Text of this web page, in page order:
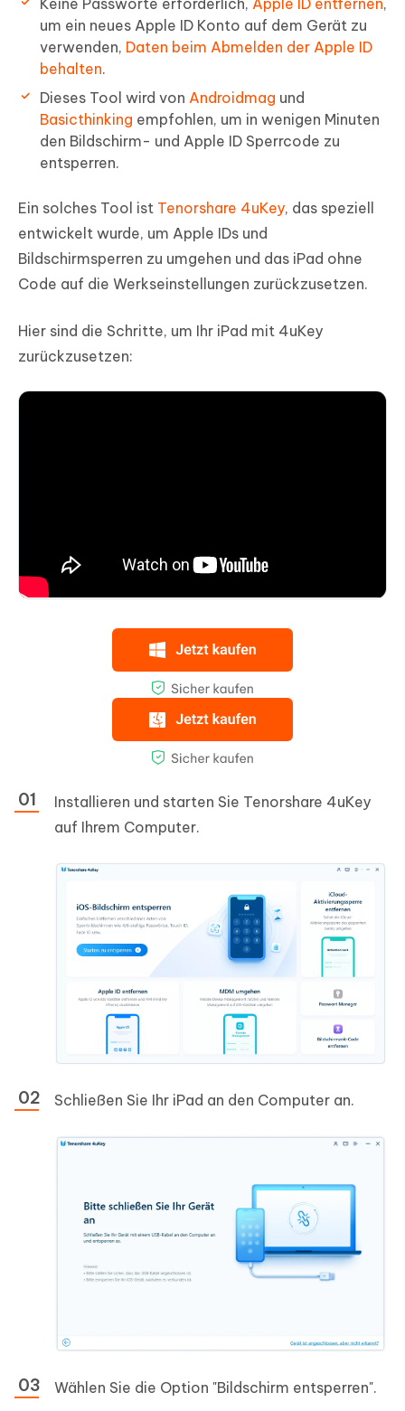
Keine Passworte erforderlich, Apple ID entfernen,
um ein neues Apple ID Konto auf dem Gerät zu
verwenden, Daten beim Abmelden der Apple ID
behalten.
Dieses Tool wird von Androidmag und
Basicthinking empfohlen, um in wenigen Minuten
den Bildschirm- und Apple ID Sperrcode zu
entsperren.
Ein solches Tool ist Tenorshare 4uKey, das speziell
entwickelt wurde, um Apple IDs und
Bildschirmsperren zu umgehen und das iPad ohne
Code auf die Werkseinstellungen zurückzusetzen.
Hier sind die Schritte, um Ihr iPad mit 4uKey
zurückzusetzen:
Installieren und starten Sie Tenorshare 4uKey
auf Ihrem Computer.
Schließen Sie Ihr iPad an den Computer an.
Wählen Sie die Option "Bildschirm entsperren".